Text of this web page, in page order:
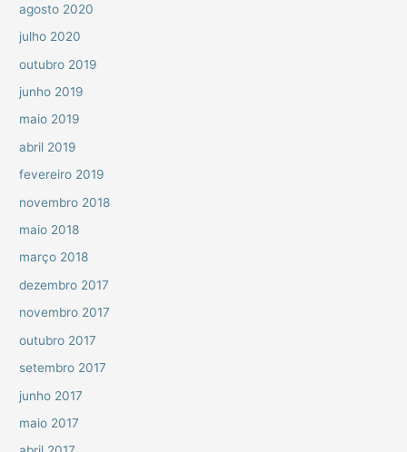
agosto 2020
julho 2020
outubro 2019
junho 2019
maio 2019
abril 2019
fevereiro 2019
novembro 2018
maio 2018
março 2018
dezembro 2017
novembro 2017
outubro 2017
setembro 2017
junho 2017
maio 2017